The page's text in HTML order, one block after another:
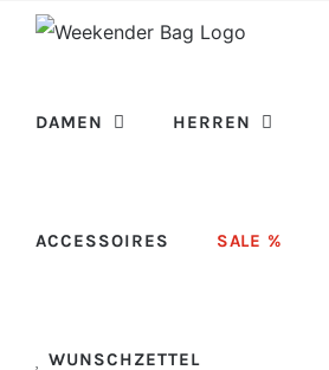
Skip
DAMEN HERREN
ACCESSOIRES SALE %
WUNSCHZETTEL